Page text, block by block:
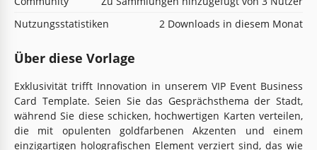
Nutzungsstatistiken
2 Downloads in diesem Monat
Über diese Vorlage
Exklusivität trifft Innovation in unserem VIP Event Business
Card Template. Seien Sie das Gesprächsthema der Stadt,
während Sie diese schicken, hochwertigen Karten verteilen,
die mit opulenten goldfarbenen Akzenten und einem
einzigartigen holografischen Element verziert sind, das wie